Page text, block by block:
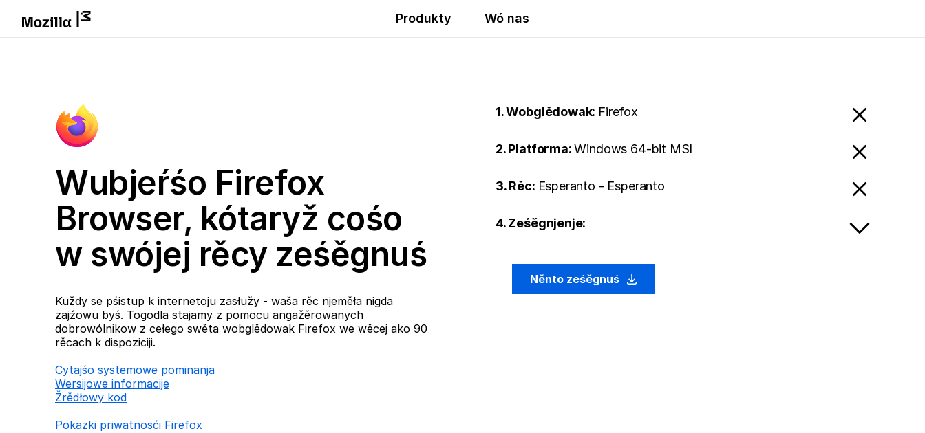
Produkty Wó nas
Wubjeŕśo Firefox
Browser, kótaryž cośo
w swójej rěcy ześěgnuś
Kuždy se pśistup k internetoju zasłužy - waša rěc njeměła nigda
zajźowu byś. Togodla stajamy z pomocu angažěrowanych
dobrowólnikow z cełego swěta wobglědowak Firefox we wěcej ako 90
rěcach k dispoziciji.
Cytajśo systemowe pominanja
Wersijowe informacije
Žrědłowy kod
Pokazki priwatnosći Firefox
1. Wobglědowak: Firefox
2. Platforma:Windows 64-bit MSI
3. Rěc: Esperanto - Esperanto
4. Ześěgnjenje:
Něnto ześěgnuś